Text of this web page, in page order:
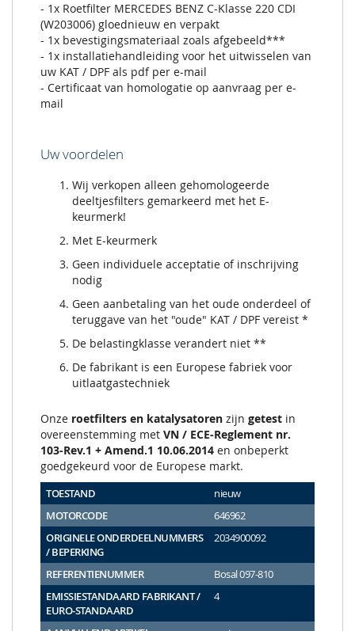
- 1x Roetfilter MERCEDES BENZ C-Klasse 220 CDI
(W203006) gloednieuw en verpakt
- 1x bevestigingsmateriaal zoals afgebeeld***
- 1x installatiehandleiding voor het uitwisselen van
uw KAT / DPF als pdf per e-mail
- Certificaat van homologatie op aanvraag per e-
mail
Uw voordelen
Wij verkopen alleen gehomologeerde
deeltjesfilters gemarkeerd met het E-
keurmerk!
Met E-keurmerk
Geen individuele acceptatie of inschrijving
nodig
Geen aanbetaling van het oude onderdeel of
teruggave van het "oude" KAT / DPF vereist *
De belastingklasse verandert niet **
De fabrikant is een Europese fabriek voor
uitlaatgastechniek
Onze roetfilters en katalysatoren zijn getest in
overeenstemming met VN / ECE-Reglement nr.
103-Rev.1 + Amend.1 10.06.2014 en onbeperkt
goedgekeurd voor de Europese markt.
TOESTAND
nieuw
MOTORCODE
646962
ORIGINELE ONDERDEELNUMMERS
/ BEPERKING
2034900092
REFERENTIENUMMER
Bosal 097-810
EMISSIESTANDAARD FABRIKANT /
EURO-STANDAARD
4